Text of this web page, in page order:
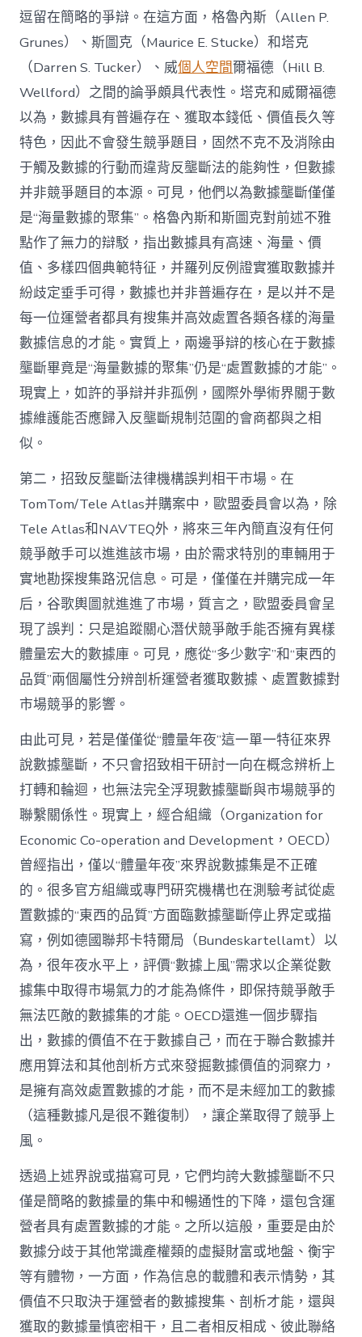
逗留在簡略的爭辯。在這方面，格魯內斯（Allen P.
Grunes）、斯圖克（Maurice E. Stucke）和塔克
（Darren S. Tucker）、威個人空間爾福德（Hill B.
Wellford）之間的論爭頗具代表性。塔克和威爾福德
以為，數據具有普遍存在、獲取本錢低、價值長久等
特色，因此不會發生競爭題目，固然不克不及消除由
于觸及數據的行動而違背反壟斷法的能夠性，但數據
并非競爭題目的本源。可見，他們以為數據壟斷僅僅
是“海量數據的聚集”。格魯內斯和斯圖克對前述不雅
點作了無力的辯駁，指出數據具有高速、海量、價
值、多樣四個典範特征，并羅列反例證實獲取數據并
紛歧定垂手可得，數據也并非普遍存在，是以并不是
每一位運營者都具有搜集并高效處置各類各樣的海量
數據信息的才能。實質上，兩邊爭辯的核心在于數據
壟斷畢竟是“海量數據的聚集”仍是“處置數據的才能”。
現實上，如許的爭辯并非孤例，國際外學術界關于數
據維護能否應歸入反壟斷規制范圍的會商都與之相
似。
第二，招致反壟斷法律機構誤判相干市場。在
TomTom/Tele Atlas并購案中，歐盟委員會以為，除
Tele Atlas和NAVTEQ外，將來三年內簡直沒有任何
競爭敵手可以進進該市場，由於需求特別的車輛用于
實地勘探搜集路況信息。可是，僅僅在并購完成一年
后，谷歌輿圖就進進了市場，質言之，歐盟委員會呈
現了誤判：只是追蹤關心潛伏競爭敵手能否擁有異樣
體量宏大的數據庫。可見，應從“多少數字”和“東西的
品質”兩個屬性分辨剖析運營者獲取數據、處置數據對
市場競爭的影響。
由此可見，若是僅僅從“體量年夜”這一單一特征來界
說數據壟斷，不只會招致相干研討一向在概念辨析上
打轉和輪迴，也無法完全浮現數據壟斷與市場競爭的
聯繫關係性。現實上，經合組織（Organization for
Economic Co-operation and Development，OECD）
曾經指出，僅以“體量年夜”來界說數據集是不正確
的。很多官方組織或專門研究機構也在測驗考試從處
置數據的“東西的品質”方面臨數據壟斷停止界定或描
寫，例如德國聯邦卡特爾局（Bundeskartellamt）以
為，很年夜水平上，評價“數據上風”需求以企業從數
據集中取得市場氣力的才能為條件，即保持競爭敵手
無法匹敵的數據集的才能。OECD還進一個步驟指
出，數據的價值不在于數據自己，而在于聯合數據并
應用算法和其他剖析方式來發掘數據價值的洞察力，
是擁有高效處置數據的才能，而不是未經加工的數據
（這種數據凡是很不難復制），讓企業取得了競爭上
風。
透過上述界說或描寫可見，它們均誇大數據壟斷不只
僅是簡略的數據量的集中和暢通性的下降，還包含運
營者具有處置數據的才能。之所以這般，重要是由於
數據分歧于其他常識產權類的虛擬財富或地盤、衡宇
等有體物，一方面，作為信息的載體和表示情勢，其
價值不只取決于運營者的數據搜集、剖析才能，還與
獲取的數據量慎密相干，且二者相反相成、彼此聯絡